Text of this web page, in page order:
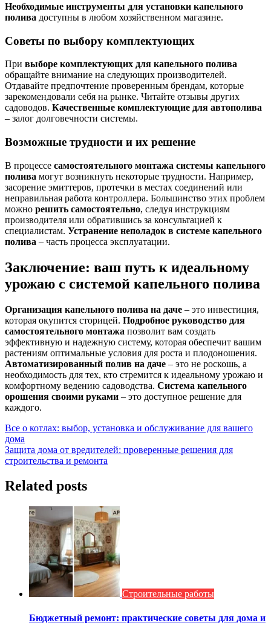
Необходимые инструменты для установки капельного
полива доступны в любом хозяйственном магазине.
Советы по выбору комплектующих
При выборе комплектующих для капельного полива
обращайте внимание на следующих производителей.
Отдавайте предпочтение проверенным брендам, которые
зарекомендовали себя на рынке. Читайте отзывы других
садоводов. Качественные комплектующие для автополива
– залог долговечности системы.
Возможные трудности и их решение
В процессе самостоятельного монтажа системы капельного
полива могут возникнуть некоторые трудности. Например,
засорение эмиттеров, протечки в местах соединений или
неправильная работа контроллера. Большинство этих проблем
можно решить самостоятельно, следуя инструкциям
производителя или обратившись за консультацией к
специалистам. Устранение неполадок в системе капельного
полива – часть процесса эксплуатации.
Заключение: ваш путь к идеальному
урожаю с системой капельного полива
Организация капельного полива на даче – это инвестиция,
которая окупится сторицей. Подробное руководство для
самостоятельного монтажа позволит вам создать
эффективную и надежную систему, которая обеспечит вашим
растениям оптимальные условия для роста и плодоношения.
Автоматизированный полив на даче – это не роскошь, а
необходимость для тех, кто стремится к идеальному урожаю и
комфортному ведению садоводства. Система капельного
орошения своими руками – это доступное решение для
каждого.
Навигация
по
записям
Все о котлах: выбор, установка и обслуживание для вашего
дома
Защита дома от вредителей: проверенные решения для
строительства и ремонта
Related posts
Строительные работы
Бюджетный ремонт: практические советы для дома и